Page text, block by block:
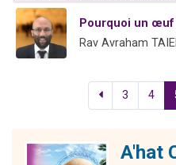
Pourquoi un œuf
Rav Avraham
3 4
A'hat